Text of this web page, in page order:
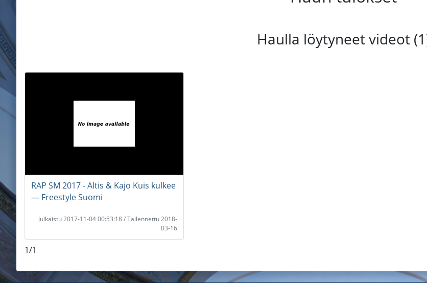
Haulla löytyneet videot
RAP SM 2017 - Altis & Kajo Kuis kulkee
― Freestyle Suomi
Julkaistu 2017-11-04 00:53:18 / Tallennettu 2018-
03-16
1/1